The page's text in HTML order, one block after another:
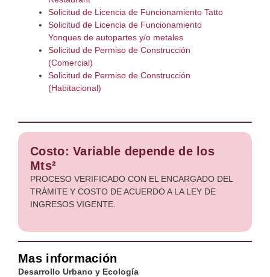
Solicitud de Licencia de Funcionamiento Tatto
Solicitud de Licencia de Funcionamiento
Yonques de autopartes y/o metales
Solicitud de Permiso de Construcción
(Comercial)
Solicitud de Permiso de Construcción
(Habitacional)
Costo: Variable depende de los
Mts²
PROCESO VERIFICADO CON EL ENCARGADO DEL
TRÁMITE Y COSTO DE ACUERDO A LA LEY DE
INGRESOS VIGENTE.
Mas información
Desarrollo Urbano y Ecología